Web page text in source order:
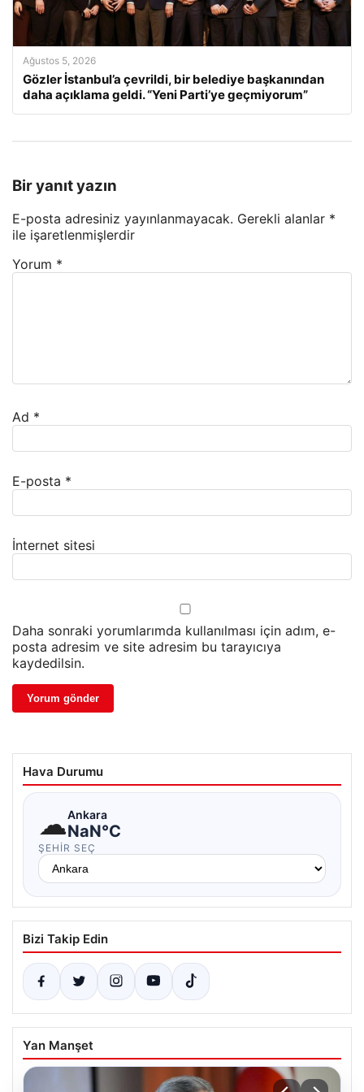
Ağustos 5, 2026
Gözler İstanbul’a çevrildi, bir belediye başkanından
daha açıklama geldi. “Yeni Parti’ye geçmiyorum”
Bir yanıt yazın
E-posta adresiniz yayınlanmayacak. Gerekli alanlar *
ile işaretlenmişlerdir
Yorum *
Ad *
E-posta *
İnternet sitesi
Daha sonraki yorumlarımda kullanılması için adım, e-
posta adresim ve site adresim bu tarayıcıya
kaydedilsin.
Hava Durumu
☁Ankara
NaN°C
ŞEHIR SEÇ
Bizi Takip Edin
Yan Manşet